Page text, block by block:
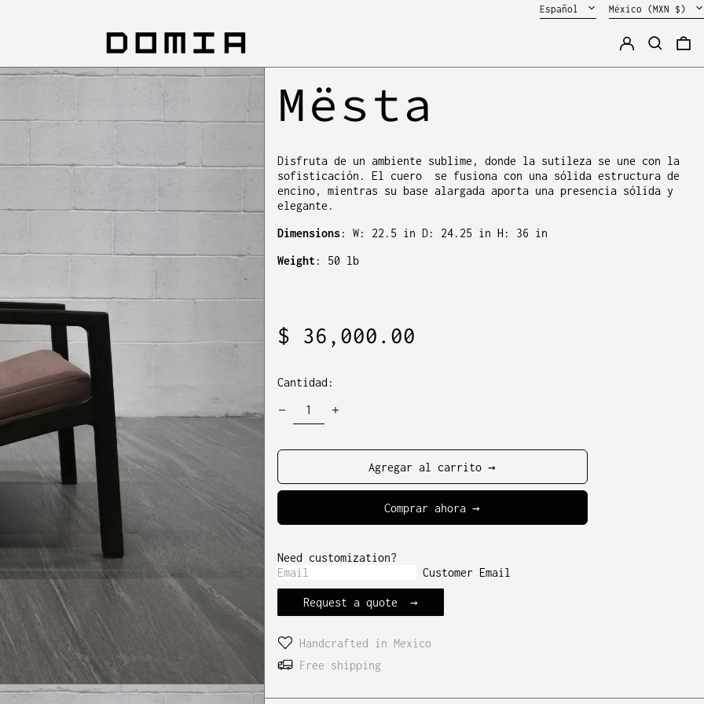
Idioma
Español País/región
México (MXN $)
IngresarBuscar
Mësta
Disfruta de un ambiente sublime, donde la sutileza se une con la
sofisticación. El cuero se fusiona con una sólida estructura de
encino, mientras su base alargada aporta una presencia sólida y
elegante.
Dimensions: W: 22.5 in D: 24.25 in H: 36 in
Weight : 50 lb
Precio
$ 36,000.00
Cantidad:
Agregar al carrito →
Comprar ahora
Need customization?
Customer Email
Request a quote
Handcrafted in Mexico
Free shipping